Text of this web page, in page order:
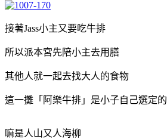
接著Jass小主又要吃牛排
所以派本宮先陪小主去用膳
其他人就一起去找大人的食物
這一攤「阿樂牛排」是小子自己選定的
嘛是人山又人海柳